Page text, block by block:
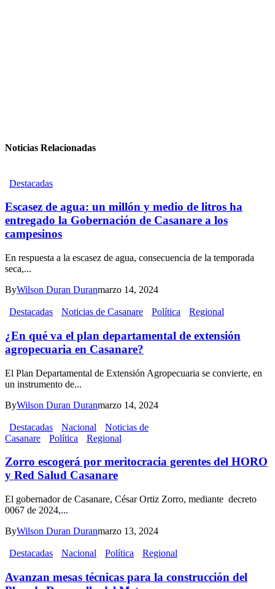
Noticias Relacionadas
Destacadas
Escasez de agua: un millón y medio de litros ha
entregado la Gobernación de Casanare a los
campesinos
En respuesta a la escasez de agua, consecuencia de la temporada
seca,...
ByWilson Duran Duranmarzo 14, 2024
Destacadas Noticias de Casanare Política Regional
¿En qué va el plan departamental de extensión
agropecuaria en Casanare?
El Plan Departamental de Extensión Agropecuaria se convierte, en
un instrumento de...
ByWilson Duran Duranmarzo 14, 2024
Destacadas Nacional
Noticias de
Casanare
Política Regional
Zorro escogerá por meritocracia gerentes del HORO
y Red Salud Casanare
El gobernador de Casanare, César Ortiz Zorro, mediante decreto
0067 de 2024,...
ByWilson Duran Duranmarzo 13, 2024
Destacadas Nacional Política Regional
Avanzan mesas técnicas para la construcción del